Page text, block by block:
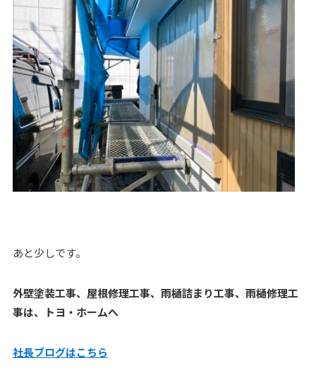
あと少しです。
外壁塗装工事、屋根修理工事、雨樋詰まり工事、雨樋修理工
事は、トヨ・ホームへ
社長ブログはこちら